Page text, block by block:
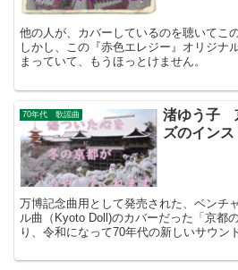
他の人が、カバーしているのを聴いてこ
しかし、この『赤色エレジー』オリジナ
まっていて、もうほっとけません。
70年代 歌謡曲
渚ゆう子
ズのイン
万博記念曲用として発売された、ベンチ
ル曲（Kyoto Doll)のカバーだった「京都
り、令和になって70年代の新しいサウン